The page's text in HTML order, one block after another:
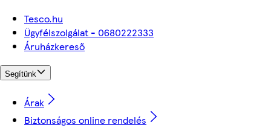
Tesco.hu
Ügyfélszolgálat - 0680222333
Áruházkereső
Segítünk
Árak
Biztonságos online rendelés